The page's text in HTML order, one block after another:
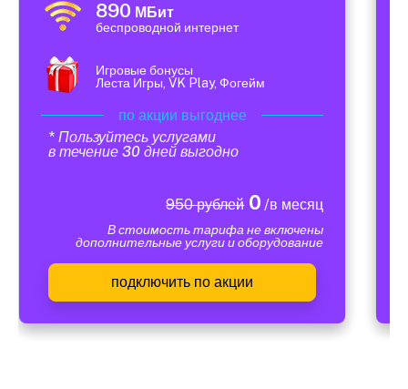
890 МБит
беспроводной интернет
Игровые бонусы
Леста Игры, VK Play, Фогейм
по акции выгоднее
* Пользуйтесь услугами
в течение 30 дней выгодно
950 рублей0 /в месяц
В стоимость тарифа не включены
дополнительные услуги и оборудование
подключить по акции